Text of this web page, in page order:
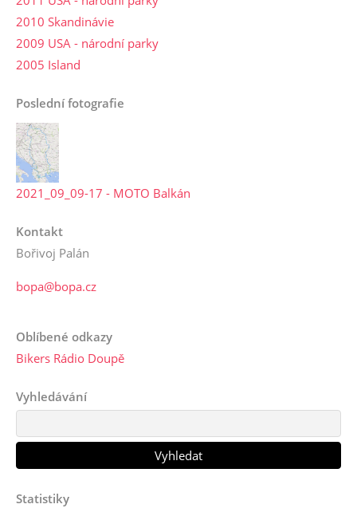
2010 Skandinávie
2009 USA - národní parky
2005 Island
Poslední fotografie
2021_09_09-17 - MOTO Balkán
Kontakt
Bořivoj Palán
bopa@bopa.cz
Oblíbené odkazy
Bikers Rádio Doupě
Vyhledávání
Statistiky